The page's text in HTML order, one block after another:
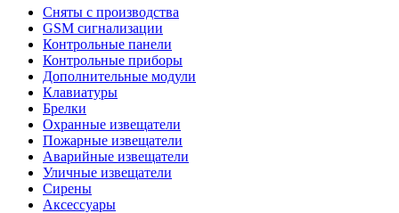
Сняты с производства
GSM сигнализации
Контрольные панели
Контрольные приборы
Дополнительные модули
Клавиатуры
Брелки
Охранные извещатели
Пожарные извещатели
Аварийные извещатели
Уличные извещатели
Сирены
Аксессуары